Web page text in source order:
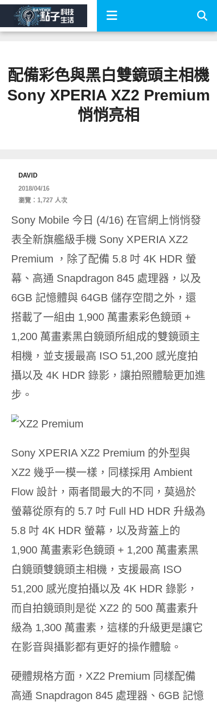
配備彩色與黑白雙鏡頭主相機
Sony XPERIA XZ2 Premium
悄悄亮相
DAVID
2018/04/16
瀏覽：1,727 人次
Sony Mobile 今日 (4/16) 在官網上悄悄發
表全新旗艦級手機 Sony XPERIA XZ2
Premium ，除了配備 5.8 吋 4K HDR 螢
幕、高通 Snapdragon 845 處理器，以及
6GB 記憶體與 64GB 儲存空間之外，還
搭載了一組由 1,900 萬畫素彩色鏡頭 +
1,200 萬畫素黑白鏡頭所組成的雙鏡頭主
相機，並支援最高 ISO 51,200 感光度拍
攝以及 4K HDR 錄影，讓拍照體驗更加進
步。
Sony XPERIA XZ2 Premium 的外型與
XZ2 幾乎一模一樣，同樣採用 Ambient
Flow 設計，兩者間最大的不同，莫過於
螢幕從原有的 5.7 吋 Full HD HDR 升級為
5.8 吋 4K HDR 螢幕，以及背蓋上的
1,900 萬畫素彩色鏡頭 + 1,200 萬畫素黑
白鏡頭雙鏡頭主相機，支援最高 ISO
51,200 感光度拍攝以及 4K HDR 錄影，
而自拍鏡頭則是從 XZ2 的 500 萬畫素升
級為 1,300 萬畫素，這樣的升級更是讓它
在影音與攝影都有更好的操作體驗。
硬體規格方面，XZ2 Premium 同樣配備
高通 Snapdragon 845 處理器、6GB 記憶